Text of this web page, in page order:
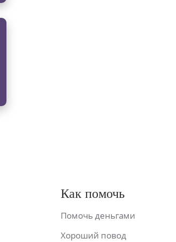
Как помочь
Помочь деньгами
Хороший повод